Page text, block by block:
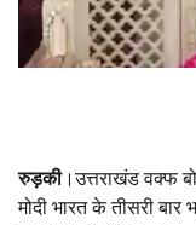
रुड़की।उत्तराखंड वक्फ
मोदी भारत के तीसरी